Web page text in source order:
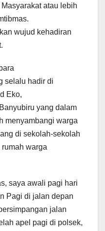
atau lebih
wujud kehadiran
selalu hadir di
Eko,
yang dalam
menyambangi warga
di sekolah-sekolah
warga
saya awali pagi hari
Pagi di jalan depan
jalan
apel pagi di polsek,